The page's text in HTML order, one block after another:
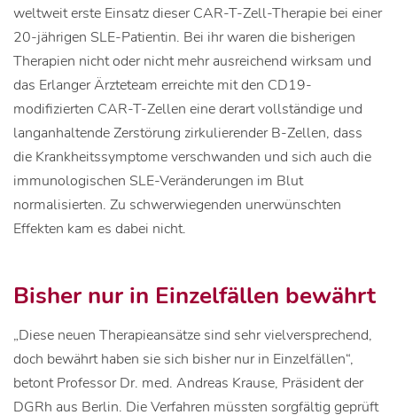
weltweit erste Einsatz dieser CAR-T-Zell-Therapie bei einer
20-jährigen SLE-Patientin. Bei ihr waren die bisherigen
Therapien nicht oder nicht mehr ausreichend wirksam und
das Erlanger Ärzteteam erreichte mit den CD19-
modifizierten CAR-T-Zellen eine derart vollständige und
langanhaltende Zerstörung zirkulierender B-Zellen, dass
die Krankheitssymptome verschwanden und sich auch die
immunologischen SLE-Veränderungen im Blut
normalisierten. Zu schwerwiegenden unerwünschten
Effekten kam es dabei nicht.
Bisher nur in Einzelfällen bewährt
„Diese neuen Therapieansätze sind sehr vielversprechend,
doch bewährt haben sie sich bisher nur in Einzelfällen“,
betont Professor Dr. med. Andreas Krause, Präsident der
DGRh aus Berlin. Die Verfahren müssten sorgfältig geprüft